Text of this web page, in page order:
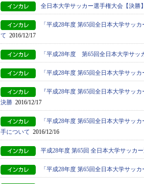
全日本大学サッカー選手権大会【決勝
「平成28年度 第65回全日本大学サ
て 2016/12/17
「平成28年度 第65回全日本大学サッ
「平成28年度 第65回全日本大学サッ
『平成28年度 第65回全日本大学サッ
決勝 2016/12/17
「平成28年度 第65回全日本大学サッ
手について 2016/12/16
平成28年度 第65回 全日本大学サッカ
「平成28年度 第65回全日本大学サッ